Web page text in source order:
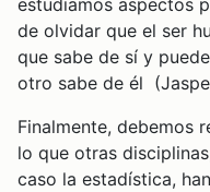
estudiamos aspectos
de olvidar que el ser
que sabe de sí y
otro sabe de él
Finalmente, debemos
lo que otras
caso la estadística,